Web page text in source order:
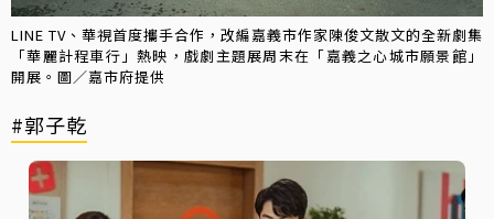
LINE TV、華視首度攜手合作，改編嘉義市作家陳俊文散文的全新劇集
「華麗計程車行」熱映，戲劇主題展周末在「嘉義之心城市願景館」
開展。圖／嘉市府提供
#郭子乾